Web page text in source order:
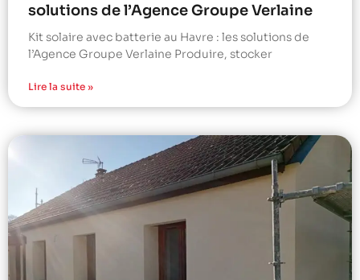
solutions de l’Agence Groupe Verlaine
Kit solaire avec batterie au Havre : les solutions de
l’Agence Groupe Verlaine Produire, stocker
Lire la suite »